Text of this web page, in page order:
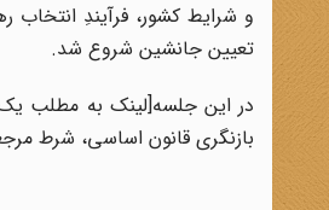
و شرایط کشور، فرآیندِ انتخاب
تعیین جانشین شروع شد.
در این جلسه[لینک به مطلب
بازنگری قانون اساسی، شرط